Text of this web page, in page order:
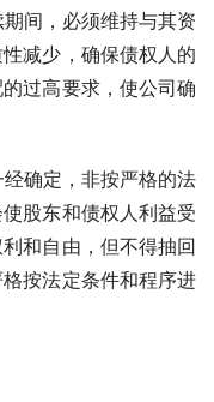
间，必须维持与其资
减少，确保债权人的
过高要求，使公司确
确定，非按严格的法
股东和债权人利益受
和自由，但不得抽回
按法定条件和程序进